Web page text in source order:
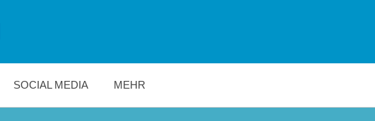
SOCIAL MEDIA MEHR